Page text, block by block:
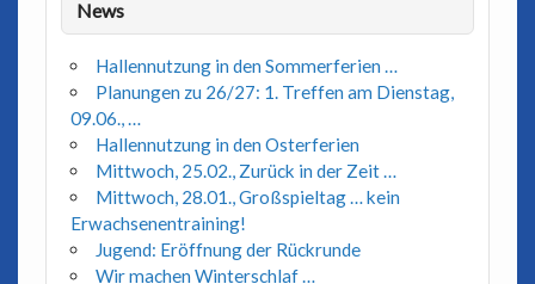
News
Hallennutzung in den Sommerferien …
Planungen zu 26/27: 1. Treffen am Dienstag,
09.06., …
Hallennutzung in den Osterferien
Mittwoch, 25.02., Zurück in der Zeit …
Mittwoch, 28.01., Großspieltag … kein
Erwachsenentraining!
Jugend: Eröffnung der Rückrunde
Wir machen Winterschlaf …